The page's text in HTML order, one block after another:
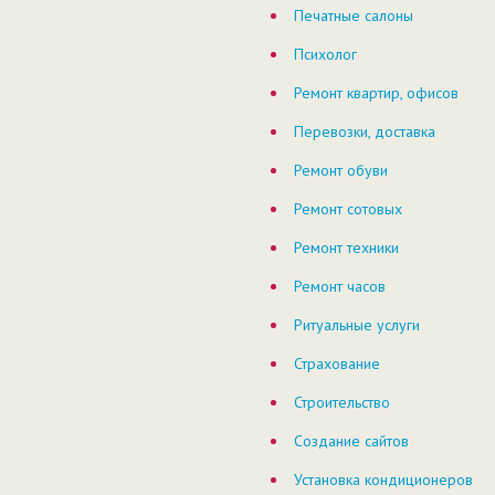
Печатные салоны
Психолог
Ремонт квартир, офисов
Перевозки, доставка
Ремонт обуви
Ремонт сотовых
Ремонт техники
Ремонт часов
Ритуальные услуги
Страхование
Строительство
Создание сайтов
Установка кондиционеров